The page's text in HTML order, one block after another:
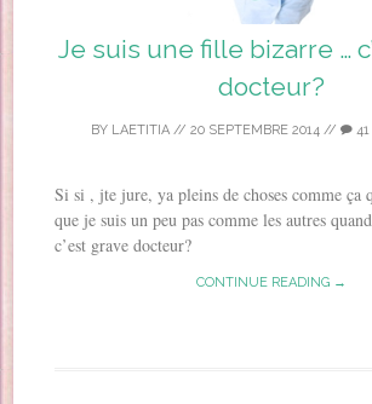
Je suis une fille bizarre …
docteur?
BY LAETITIA // 20 SEPTEMBRE 2014 //
Si si , jte jure, ya pleins de choses comme ça
que je suis un peu pas comme les autres
c’est grave docteur?
CONTINUE READING →